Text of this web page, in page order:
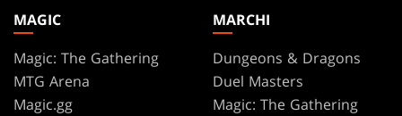
MAGIC
Magic: The Gathering
MTG Arena
Magic.gg
MARCHI
Dungeons & Dragons
Duel Masters
Magic: The Gathering